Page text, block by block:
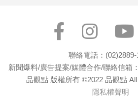
聯絡電話：(02)2889-
新聞爆料/廣告提案/媒體合作/聯絡信箱
品觀點 版權所有 ©2022 品觀點
隱私權聲明